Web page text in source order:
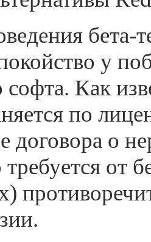
бета-
у
софта. Как
по
договора о
от